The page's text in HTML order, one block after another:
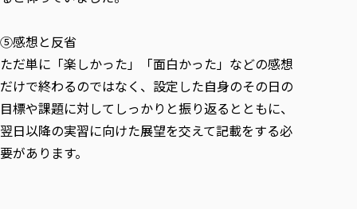
⑤感想と反省
ただ単に「楽しかった」「面白かった」などの感想
だけで終わるのではなく、設定した自身のその日の
目標や課題に対してしっかりと振り返るとともに、
翌日以降の実習に向けた展望を交えて記載をする必
要があります。